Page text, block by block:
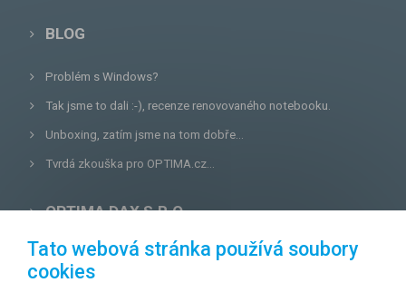
BLOG
Problém s Windows?
Tak jsme to dali :-), recenze renovovaného notebooku.
Unboxing, zatím jsme na tom dobře...
Tvrdá zkouška pro OPTIMA.cz...
OPTIMA DAX S.R.O.
Lazecká 46/3, 779 00Olomouc
Tato webová stránka používá soubory
cookies